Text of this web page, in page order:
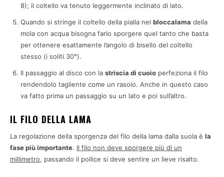
8); il coltello va tenuto leggermente inclinato di lato.
Quando si stringe il coltello della pialla nel bloccalama della
mola con acqua bisogna farlo sporgere quel tanto che basta
per ottenere esattamente l’angolo di bisello del coltello
stesso (i soliti 30°).
Il passaggio al disco con la striscia di cuoio perfeziona il filo
rendendolo tagliente come un rasoio. Anche in questo caso
va fatto prima un passaggio su un lato e poi sull’altro.
IL FILO DELLA LAMA
La regolazione della sporgenza del filo della lama dalla suola è la
fase più importante. Il filo non deve sporgere più di un
millimetro, passando il pollice si deve sentire un lieve risalto.